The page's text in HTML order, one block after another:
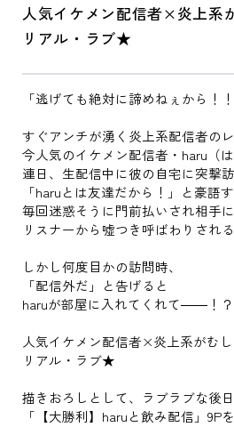
人気イケメン配信者×炎上系
リアル・ラブ★
「逃げても絶対に諦めねぇから！！
すぐアンチが湧く炎上系配信者のレ
今人気のイケメン配信者・haru（
連日、生配信中に彼の自宅に突撃訪
「haruとは友達だから！」と豪語す
毎回迷惑そうに門前払いされ相手
リスナーから嘘つき呼ばわりされ
しかし何度目かの訪問時、
「配信外だ」と告げると
haruが部屋に入れてくれて――！？
人気イケメン配信者×炎上系がむ
リアル・ラブ★
描きおろしとして、ラブラブな後
「【大勝利】haruと飲み配信」9P